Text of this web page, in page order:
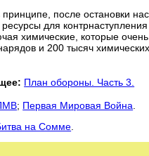
после остановки
для
химические, которые
и 200 тысяч
План обороны. Часть 3.
; Первая Мировая Война
на Сомме